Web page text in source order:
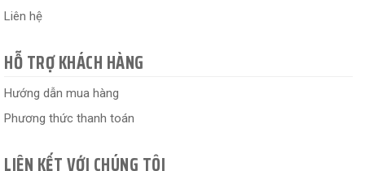
Liên hệ
HỖ TRỢ KHÁCH HÀNG
Hướng dẫn mua hàng
Phương thức thanh toán
LIÊN KẾT VỚI CHÚNG TÔI